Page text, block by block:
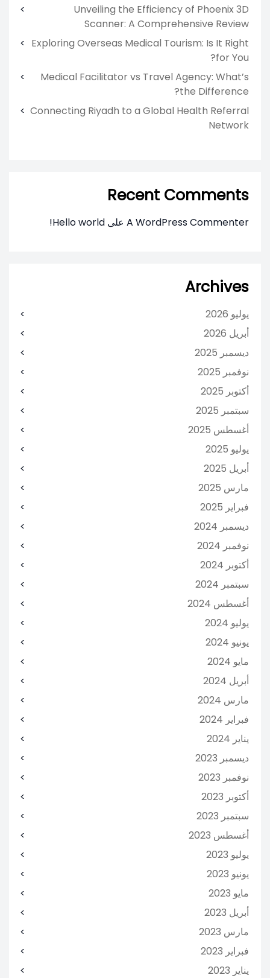
Unveiling the Efficiency of Phoenix 3D
Scanner: A Comprehensive Review
Exploring Overseas Medical Tourism: Is It Right
for You?
Medical Facilitator vs Travel Agency: What’s
the Difference?
Connecting Riyadh to a Global Health Referral
Network
Recent Comments
A WordPress Commenter على Hello world!
Archives
يوليو 2026
أبريل 2026
ديسمبر 2025
نوفمبر 2025
أكتوبر 2025
سبتمبر 2025
أغسطس 2025
يوليو 2025
أبريل 2025
مارس 2025
فبراير 2025
ديسمبر 2024
نوفمبر 2024
أكتوبر 2024
سبتمبر 2024
أغسطس 2024
يوليو 2024
يونيو 2024
مايو 2024
أبريل 2024
مارس 2024
فبراير 2024
يناير 2024
ديسمبر 2023
نوفمبر 2023
أكتوبر 2023
سبتمبر 2023
أغسطس 2023
يوليو 2023
يونيو 2023
مايو 2023
أبريل 2023
مارس 2023
فبراير 2023
يناير 2023